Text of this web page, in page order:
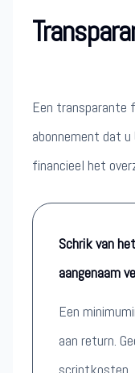
Een transparante
abonnement dat
financieel het
Schrik van
aangenaam
Een
aan return.